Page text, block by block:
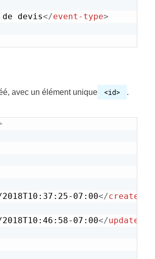
de devis</event-type>
avec un élément unique <id> .
07:00</created-at
07:00</updated-at